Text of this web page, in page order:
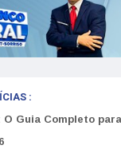
:
Guia Completo